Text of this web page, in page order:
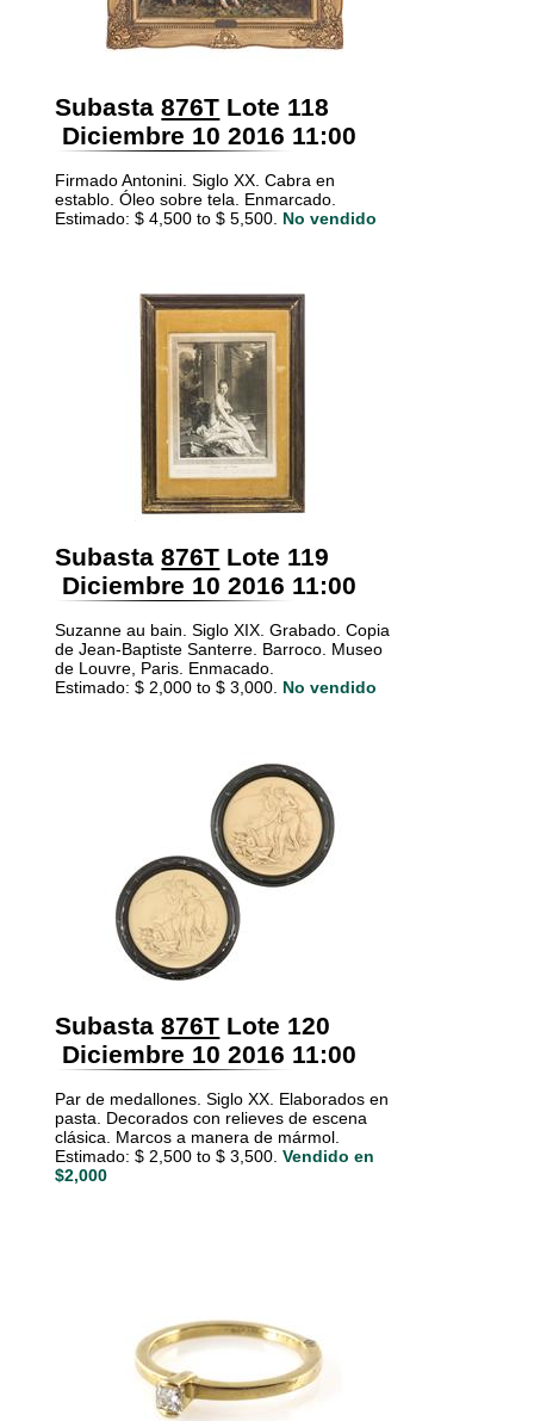
Subasta 876T Lote 118
Diciembre 10 2016 11:00
Firmado Antonini. Siglo XX. Cabra en
establo. Óleo sobre tela. Enmarcado.
Estimado: $ 4,500 to $ 5,500. No vendido
Subasta 876T Lote 119
Diciembre 10 2016 11:00
Suzanne au bain. Siglo XIX. Grabado. Copia
de Jean-Baptiste Santerre. Barroco. Museo
de Louvre, Paris. Enmacado.
Estimado: $ 2,000 to $ 3,000. No vendido
Subasta 876T Lote 120
Diciembre 10 2016 11:00
Par de medallones. Siglo XX. Elaborados en
pasta. Decorados con relieves de escena
clásica. Marcos a manera de mármol.
Estimado: $ 2,500 to $ 3,500. Vendido en
$2,000